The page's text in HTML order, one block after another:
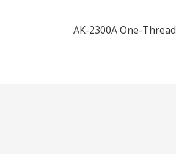
AK-2300A One-Thread